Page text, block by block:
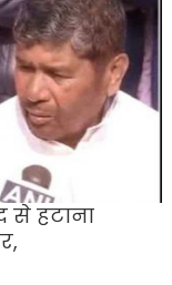
से हटाना